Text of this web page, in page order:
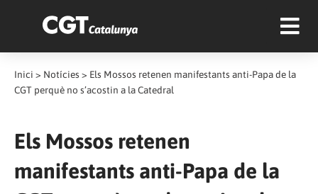
Inici > Notícies > Els Mossos retenen manifestants anti-Papa de la
CGT perquè no s’acostin a la Catedral
Els Mossos retenen
manifestants anti-Papa de la